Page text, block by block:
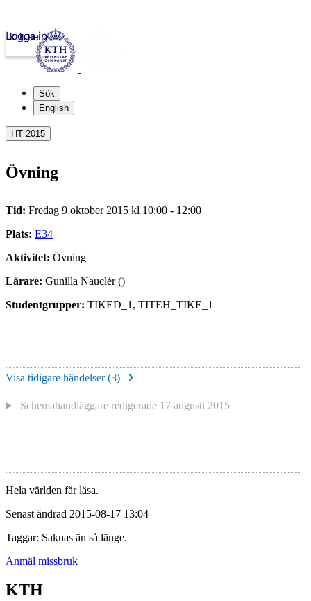
kth.se
Logga in
Sök
English
HT 2015
Övning
Tid: Fredag 9 oktober 2015 kl 10:00 - 12:00
Plats: E34
Aktivitet: Övning
Lärare: Gunilla Nauclér ()
Studentgrupper: TIKED_1, TITEH_TIKE_1
Visa tidigare händelser (3)
Schemahandläggare redigerade 17 augusti 2015
Hela världen får läsa.
Senast ändrad 2015-08-17 13:04
Taggar: Saknas än så länge.
Anmäl missbruk
KTH